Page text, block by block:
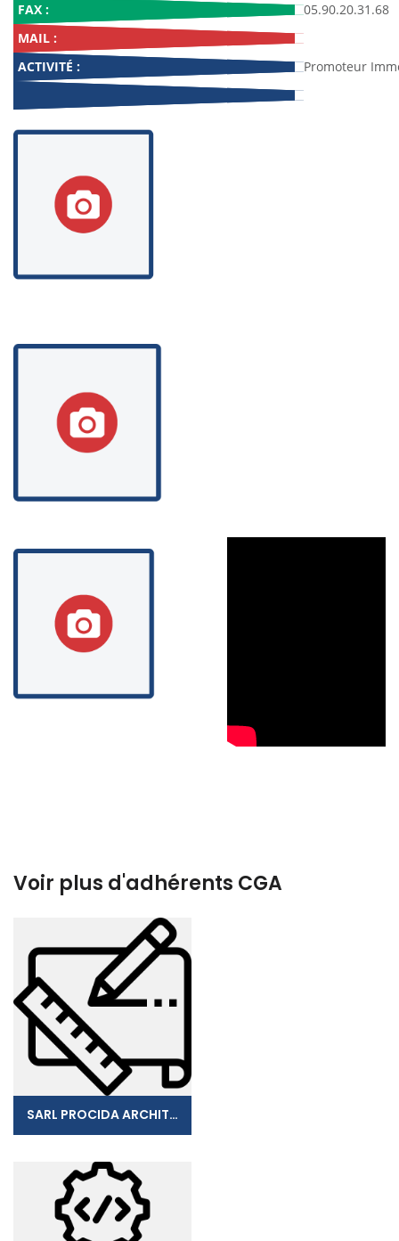
FAX :
05.90.20.31.68
MAIL :
ACTIVITÉ :
Promoteur
Voir plus d'adhérents CGA
SARL PROCIDA ARCHITECTURE